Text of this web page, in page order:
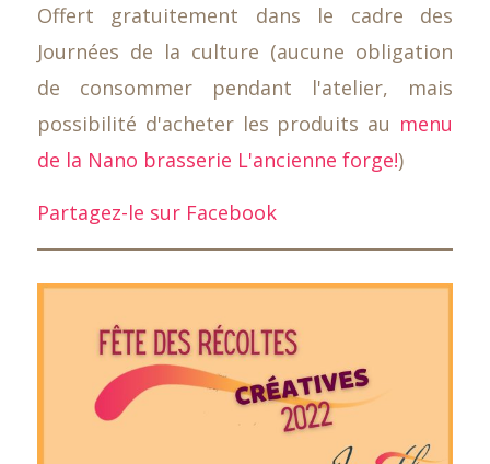
Offert gratuitement dans le cadre des
Journées de la culture (aucune obligation
de consommer pendant l'atelier, mais
possibilité d'acheter les produits au menu
de la Nano brasserie L'ancienne forge!)
Partagez-le sur Facebook